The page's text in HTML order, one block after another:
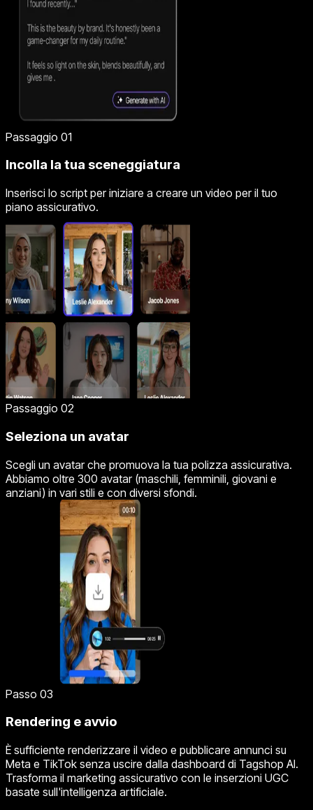
Passaggio 01
Incolla la tua sceneggiatura
Inserisci lo script per iniziare a creare un video per il tuo
piano assicurativo.
Passaggio 02
Seleziona un avatar
Scegli un avatar che promuova la tua polizza assicurativa.
Abbiamo oltre 300 avatar (maschili, femminili, giovani e
anziani) in vari stili e con diversi sfondi.
Passo 03
Rendering e avvio
È sufficiente renderizzare il video e pubblicare annunci su
Meta e TikTok senza uscire dalla dashboard di Tagshop AI.
Trasforma il marketing assicurativo con le inserzioni UGC
basate sull'intelligenza artificiale.